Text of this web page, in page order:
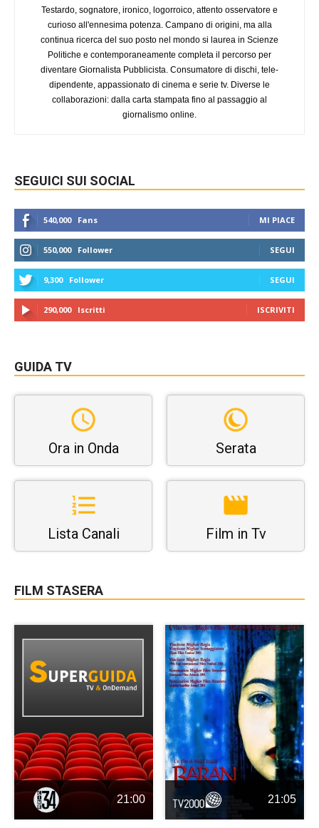
Testardo, sognatore, ironico, logorroico, attento osservatore e
curioso all'ennesima potenza. Campano di origini, ma alla
continua ricerca del suo posto nel mondo si laurea in Scienze
Politiche e contemporaneamente completa il percorso per
diventare Giornalista Pubblicista. Consumatore di dischi, tele-
dipendente, appassionato di cinema e serie tv. Diverse le
collaborazioni: dalla carta stampata fino al passaggio al
giornalismo online.
SEGUICI SUI SOCIAL
540,000 Fans MI PIACE
550,000 Follower SEGUI
9,300 Follower SEGUI
290,000 Iscritti ISCRIVITI
GUIDA TV
Ora in Onda Serata
Lista Canali Film in Tv
FILM STASERA
21:00 21:05